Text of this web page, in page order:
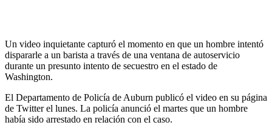
Un video inquietante capturó el momento en que un hombre intentó
dispararle a un barista a través de una ventana de autoservicio
durante un presunto intento de secuestro en el estado de
Washington.
El Departamento de Policía de Auburn publicó el video en su página
de Twitter el lunes. La policía anunció el martes que un hombre
había sido arrestado en relación con el caso.